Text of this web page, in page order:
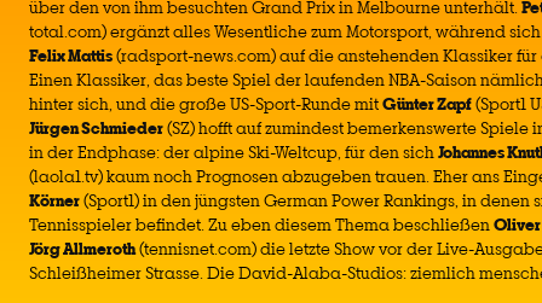
über den von ihm besuchten Grand Prix in Melbourne unterhält.
total.com) ergänzt alles Wesentliche zum Motorsport, während
Felix Mattis(radsport-news.com) auf die anstehenden Klassiker für
Einen Klassiker, das beste Spiel der laufenden NBA-Saison
hinter sich, und die große US-Sport-Runde mitGünter Zapf(Sport1
Jürgen Schmieder(SZ) hofft auf zumindest bemerkenswerte Spiele
in der Endphase: der alpine Ski-Weltcup, für den sichJohannes
(laola1.tv) kaum noch Prognosen abzugeben trauen. Eher ans
Körner(Sport1) in den jüngsten German Power Rankings, in
Tennisspieler befindet. Zu eben diesem Thema beschließen
Jörg Allmeroth(tennisnet.com) die letzte Show vor der Live-
Schleißheimer Strasse. Die David-Alaba-Studios: ziemlich